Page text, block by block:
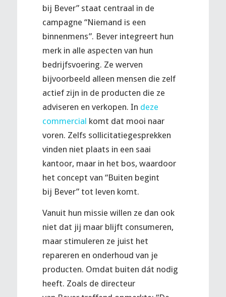
bij Bever” staat centraal in de
campagne “Niemand is een
binnenmens”. Beverintegreert hun
merk in alle aspecten van hun
bedrijfsvoering. Ze werven
bijvoorbeeld alleen mensen die zelf
actief zijn in de producten die ze
adviseren en verkopen. In deze
commercial komt dat mooi naar
voren. Zelfs sollicitatiegesprekken
vinden niet plaats in een saai
kantoor, maar in het bos, waardoor
het concept van “Buiten begint
bij Bever” tot leven komt.
Vanuit hun missie willen ze dan ook
niet dat jij maar blijft consumeren,
maar stimuleren ze juist het
repareren en onderhoud van je
producten. Omdat buiten dát nodig
heeft. Zoals de directeur